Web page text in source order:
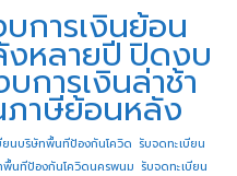
การเงินย้อน
หลายปี ปิดงบ
การเงินล่าช้า
าษีย้อนหลัง
ยนบริษัทพื้นทีป้องกันโควิด รับจดทะเบียน
พื้นทีป้องกันโควิดนครพนม รับจดทะเบียน